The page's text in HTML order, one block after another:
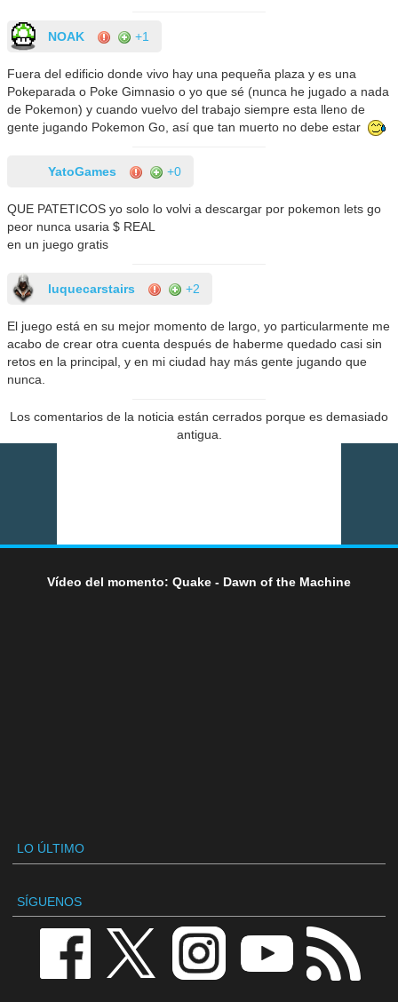
NOAK +1
Fuera del edificio donde vivo hay una pequeña plaza y es una
Pokeparada o Poke Gimnasio o yo que sé (nunca he jugado a nada
de Pokemon) y cuando vuelvo del trabajo siempre esta lleno de
gente jugando Pokemon Go, así que tan muerto no debe estar
YatoGames +0
QUE PATETICOS yo solo lo volvi a descargar por pokemon lets go
peor nunca usaria $ REAL
en un juego gratis
luquecarstairs +2
El juego está en su mejor momento de largo, yo particularmente me
acabo de crear otra cuenta después de haberme quedado casi sin
retos en la principal, y en mi ciudad hay más gente jugando que
nunca.
Los comentarios de la noticia están cerrados porque es demasiado
antigua.
Vídeo del momento: Quake - Dawn of the Machine
LO ÚLTIMO
SÍGUENOS